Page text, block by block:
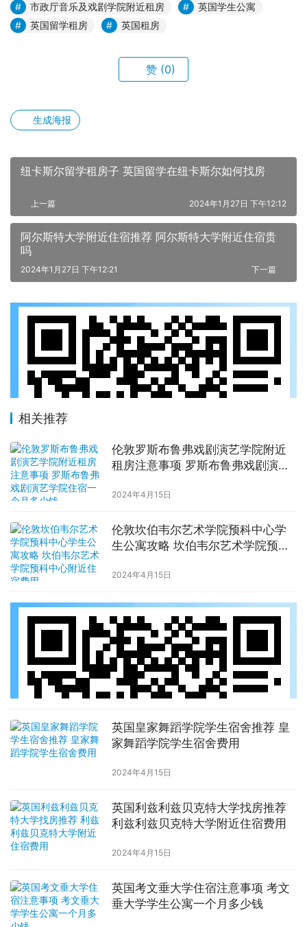
市政厅音乐及戏剧学院附近租房
英国学生公寓
英国留学租房
英国租房
赞 (0)
生成海报
纽卡斯尔留学租房子 英国留学在纽卡斯尔如何找房
上一篇 2024年1月27日 下午12:12
阿尔斯特大学附近住宿推荐 阿尔斯特大学附近住宿贵
吗
下一篇
2024年1月27日 下午12:21
相关推荐
伦敦罗斯布鲁弗戏剧演艺学院附近
租房注意事项 罗斯布鲁弗戏剧演艺
2024年4月15日
伦敦坎伯韦尔艺术学院预科中心学
生公寓攻略 坎伯韦尔艺术学院预科
2024年4月15日
英国皇家舞蹈学院学生宿舍推荐 皇
家舞蹈学院学生宿舍费用
2024年4月15日
英国利兹利兹贝克特大学找房推荐
利兹利兹贝克特大学附近住宿费用
2024年4月15日
英国考文垂大学住宿注意事项 考文
垂大学学生公寓一个月多少钱